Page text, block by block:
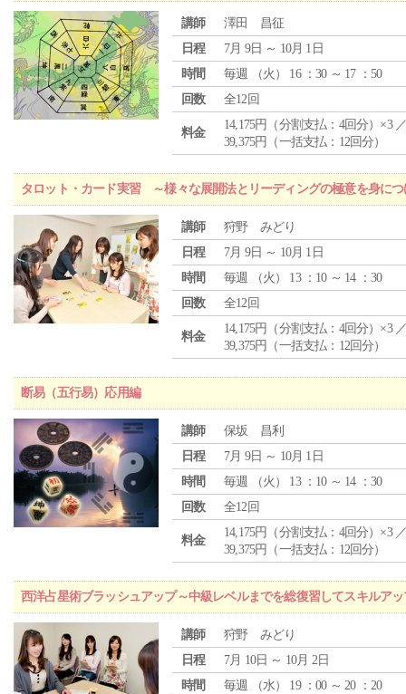
講師
澤田 昌征
日程
7月 9日 ～ 10月 1日
時間
毎週 （火 ） 16 ：30 ～ 17 ：50
回数
全12回
料金
14,175円（分割支払：4回分）×3
39,375円（一括支払：12回分）
タロット・カード実習 ～様々な展開法とリーディングの極意を身につ
講師
狩野 みどり
日程
7月 9日 ～ 10月 1日
時間
毎週 （火 ） 13 ：10 ～ 14 ：30
回数
全12回
料金
14,175円（分割支払：4回分）×3
39,375円（一括支払：12回分）
断易（五行易）応用編
講師
保坂 昌利
日程
7月 9日 ～ 10月 1日
時間
毎週 （火 ） 13 ：10 ～ 14 ：30
回数
全12回
料金
14,175円（分割支払：4回分）×3
39,375円（一括支払：12回分）
西洋占星術ブラッシュアップ～中級レベルまでを総復習してスキルア
講師
狩野 みどり
日程
7月 10日 ～ 10月 2日
時間
毎週 （水） 19 ：00 ～ 20 ：20